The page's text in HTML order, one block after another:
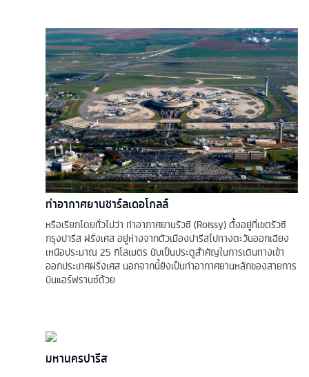
ท่าอากาศยานชาร์ลเดอโกลล์
หรือเรียกโดยทั่วไปว่า ท่าอากาศยานรัวซี (Roissy) ตั้งอยู่ที่เขตรัวซี
กรุงปารีส ฝรั่งเศส อยู่ห่างจากตัวเมืองปารีสไปทางตะวันออกเฉียง
เหนือประมาณ 25 กิโลเมตร นับเป็นประตูสำคัญในการเดินทางเข้า
ออกประเทศฝรั่งเศส นอกจากนี้ยังเป็นท่าอากาศยานหลักของสายการ
บินแอร์ฟรานซ์ด้วย
มหานครปารีส